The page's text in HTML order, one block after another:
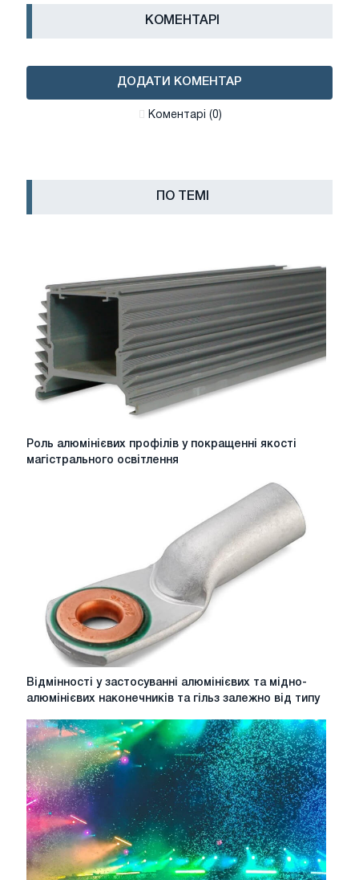
КОМЕНТАРІ
ДОДАТИ КОМЕНТАР
Коментарі (0)
ПО ТЕМІ
Роль
алюмінієвих
Роль алюмінієвих профілів у покращенні якості
магістрального освітлення
Відмінності
алюмінієвих
та
мідно-
алюмінієвих
наконечників
та
гільз
залежно
від
типу
Відмінності у застосуванні алюмінієвих та мідно-
алюмінієвих наконечників та гільз залежно від типу